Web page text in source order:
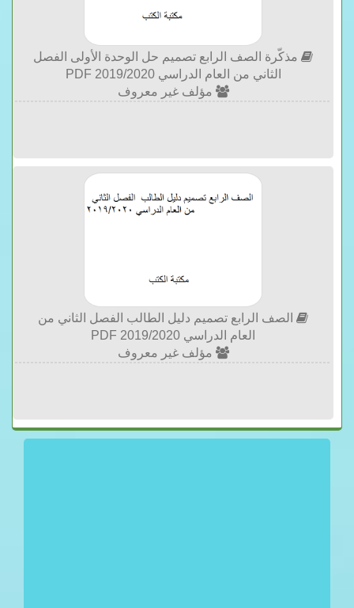
مذكّرة الصف الرابع تصميم حل الوحدة الأولى الفصل
الثاني من العام الدراسي 2019/2020 PDF
مؤلف غير معروف
الصف الرابع تصميم دليل الطالب الفصل الثاني من
العام الدراسي 2019/2020 PDF
مؤلف غير معروف